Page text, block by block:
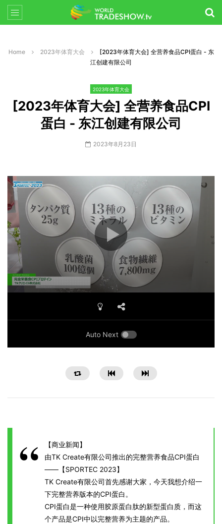
Home 2023年体育大会
[2023年体育大会] 全营养食品CPI蛋白 - 东
江创建有限公司
2023年体育大会
[2023年体育大会] 全营养食品CPI
蛋白 - 东江创建有限公司
2023年8月23日
Auto Next
【商业新闻】
由TK Create有限公司推出的完整营养食品CPI蛋白
——【SPORTEC 2023】
TK Create有限公司首先感谢大家，今天我想介绍一
下完整营养版本的CPI蛋白。
CPI蛋白是一种使用胶原蛋白肽的新型蛋白质，而这
个产品是CPI中以完整营养为主题的产品。